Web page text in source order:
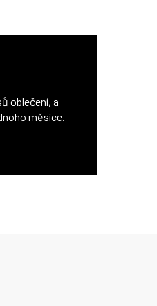
oblečení, a
měsíce.